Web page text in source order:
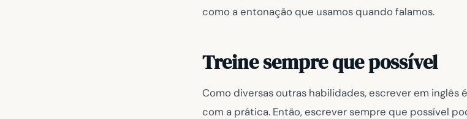
como a entonação que usamos quando falamos.
Treine sempre que possível
Como diversas outras habilidades, escrever em inglês
com a prática. Então, escrever sempre que possível